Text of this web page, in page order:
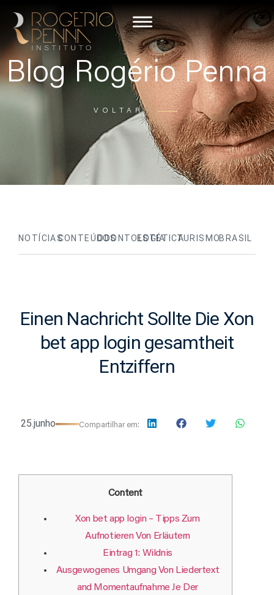
Blog Rogério Penna
VOLTAR
NOTÍCIASCONTEÚDOSODONTOLOGIA
ESTÉTICATURISMOBRASIL
Einen Nachricht Sollte Die Xon
bet app login gesamtheit
Entziffern
25.junho Compartilhar em:
Content
Xon bet app login – Tipps Zum
Aufnotieren Von Erläutern
Eintrag 1: Wildnis
Ausgewogenes Umgang Von Liedertext
and Momentaufnahme Je Der